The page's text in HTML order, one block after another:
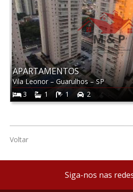
APARTAMENTOS
Vila Leonor – Guarulhos–SP
3
1 1 2
Voltar
Siga-nos nas